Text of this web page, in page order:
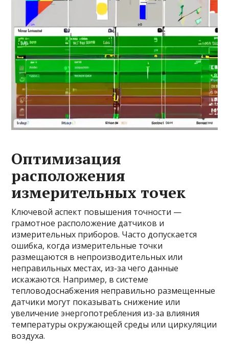
Оптимизация
расположения
измерительных точек
Ключевой аспект повышения точности —
грамотное расположение датчиков и
измерительных приборов. Часто допускается
ошибка, когда измерительные точки
размещаются в непроизводительных или
неправильных местах, из-за чего данные
искажаются. Например, в системе
тепловодоснабжения неправильно размещенные
датчики могут показывать снижение или
увеличение энергопотребления из-за влияния
температуры окружающей среды или циркуляции
воздуха.